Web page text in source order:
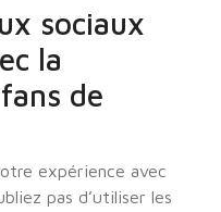
sociaux
la
de
expérience avec
pas d’utiliser les